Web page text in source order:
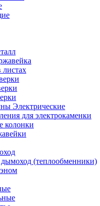
Электрические
для электрокаменки
колонки
(теплообменники)